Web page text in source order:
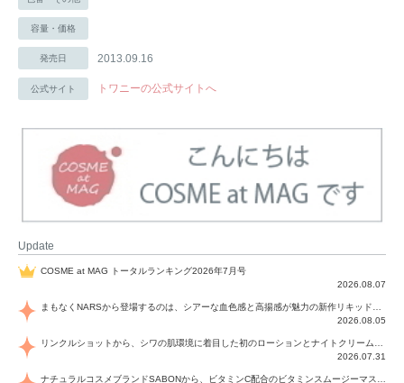
容量・価格
発売日 2013.09.16
公式サイト トワニーの公式サイトへ
Update
COSME at MAG トータルランキング2026年7月号
2026.08.07
2026.08.05
2026.07.31